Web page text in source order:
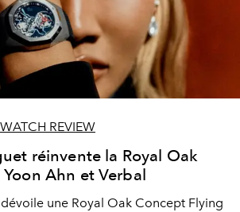
REVIEW
réinvente la Royal Oak
Ahn et Verbal
une Royal Oak Concept Flying